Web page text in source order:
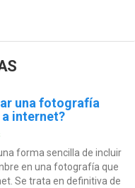
una fotografía
internet?
forma sencilla de incluir
en una fotografía que
Se trata en definitiva de